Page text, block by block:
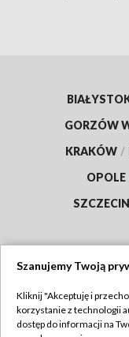
GORZÓW
KRAKÓW /
OPOLE
SZCZECIN
Szanujemy Twoją
Kliknij "Akceptuję i
korzystanie z technologii
dostęp do informacji na